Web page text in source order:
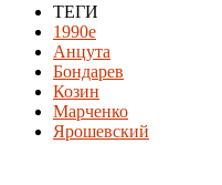
ТЕГИ
1990e
Анцута
Бондарев
Козин
Марченко
Ярошевский